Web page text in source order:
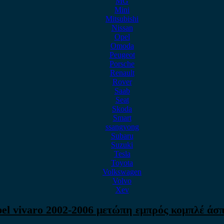
Mini
Mitsubishi
Nissan
Opel
Omoda
Peugeot
Porsche
Renault
Rover
Saab
Seat
Skoda
Smart
ssangyong
Subaru
Suzuki
Tesla
Toyota
Volkswagen
Volvo
Xev
vivaro 2002-2006 μετώπη εμπρός κομπλέ